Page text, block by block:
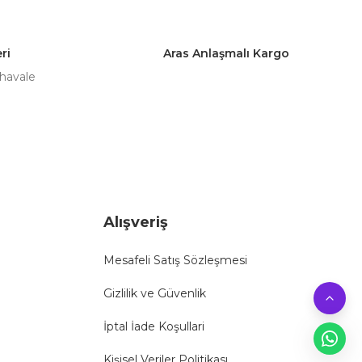
Aras Anlaşmalı Kargo
Alışveriş
Mesafeli Satış Sözleşmesi
Gizlilik ve Güvenlik
İptal İade Koşullari